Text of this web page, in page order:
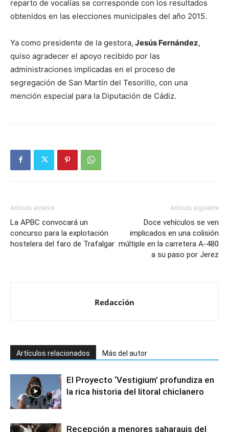
reparto de vocalías se corresponde con los resultados
obtenidos en las elecciones municipales del año 2015.
Ya como presidente de la gestora, Jesús Fernández,
quiso agradecer el apoyo recibido por las
administraciones implicadas en el proceso de
segregación de San Martín del Tesorillo, con una
mención especial para la Diputación de Cádiz.
Artículo anterior
La APBC convocará un
concurso para la explotación
hostelera del faro de Trafalgar
Artículo siguiente
Doce vehículos se ven
implicados en una colisión
múltiple en la carretera A-480
a su paso por Jerez
Redacción
Artículos relacionados Más del autor
El Proyecto ‘Vestigium’ profundiza en
la rica historia del litoral chiclanero
Recepción a menores saharauis del